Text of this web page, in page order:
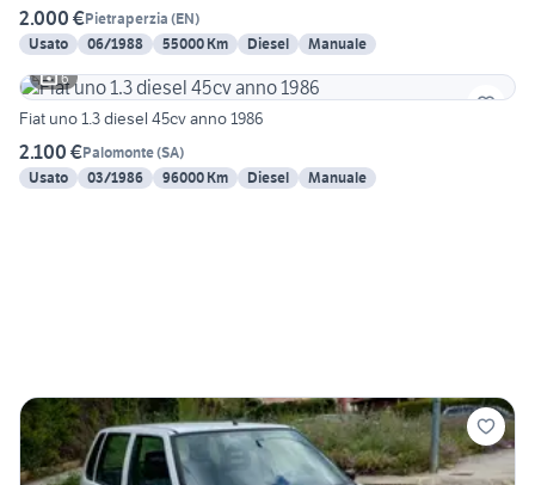
2.000 €Pietraperzia (EN)
Usato
06/1988 55000 Km Diesel
Manuale
6
Fiat uno 1.3 diesel 45cv anno 1986
2.100 €Palomonte(SA)
Usato
03/1986 96000 Km Diesel Manuale